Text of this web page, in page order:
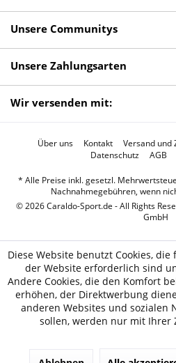
Unsere Communitys
Unsere Zahlungsarten
Wir versenden mit:
Über uns Kontakt Versand und
Datenschutz
AGB
* Alle Preise inkl. gesetzl.
Nachnahmegebühren, wenn
© 2026 Caraldo-Sport.de - All Rights
GmbH
Diese Website benutzt Cookies,
der Website erforderlich sind
Andere Cookies, die den Komfort
erhöhen, der Direktwerbung
anderen Websites und sozialen
sollen, werden nur mit Ihrer